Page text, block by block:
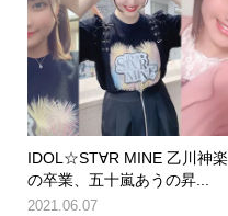
IDOL☆ST∀R MINE 乙川神楽
の卒業、五十嵐あうの昇...
2021.06.07